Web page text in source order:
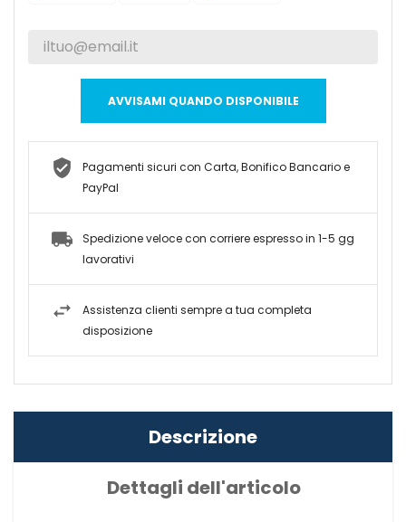
AVVISAMI QUANDO DISPONIBILE
Pagamenti sicuri con Carta, Bonifico Bancario e
PayPal
Spedizione veloce con corriere espresso in 1-5 gg
lavorativi
Assistenza clienti sempre a tua completa
disposizione
Descrizione
Dettagli dell'articolo